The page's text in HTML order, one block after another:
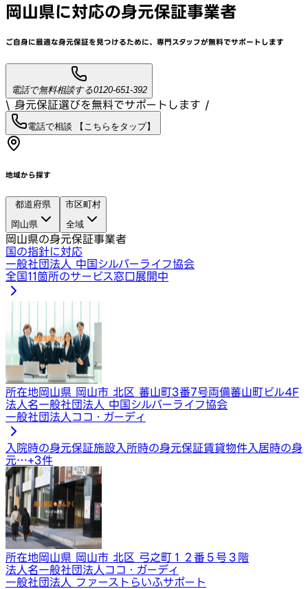
岡山県に対応の身元保証事業者
ご自身に最適な身元保証を見つけるために、 専門スタッフが無料でサポートします
電話で無料相談する0120-651-392
\ 身元保証選びを無料でサポートします /
電話で相談 【こちらをタップ】
地域から探す
都道府県
岡山県
市区町村
全域
岡山県の身元保証事業者
国の指針に対応
一般社団法人 中国シルバーライフ協会
全国11箇所のサービス窓口展開中
所在地岡山県 岡山市 北区 蕃山町3番7号両備蕃山町ビル4F
法人名一般社団法人 中国シルバーライフ協会
一般社団法人ココ・ガーディ
入院時の身元保証施設入所時の身元保証賃貸物件入居時の身
元…+3件
所在地岡山県 岡山市 北区 弓之町１２番５号３階
法人名一般社団法人ココ・ガーディ
一般社団法人 ファーストらいふサポート